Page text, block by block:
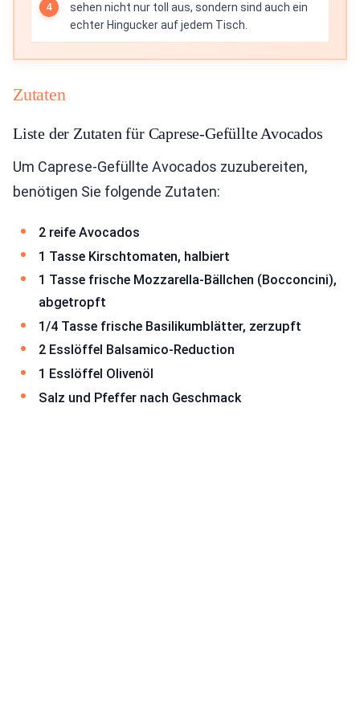
sehen nicht nur toll aus, sondern sind auch ein
echter Hingucker auf jedem Tisch.
Zutaten
Liste der Zutaten für Caprese-Gefüllte Avocados
Um Caprese-Gefüllte Avocados zuzubereiten,
benötigen Sie folgende Zutaten:
2 reife Avocados
1 Tasse Kirschtomaten, halbiert
1 Tasse frische Mozzarella-Bällchen (Bocconcini),
abgetropft
1/4 Tasse frische Basilikumblätter, zerzupft
2 Esslöffel Balsamico-Reduction
1 Esslöffel Olivenöl
Salz und Pfeffer nach Geschmack